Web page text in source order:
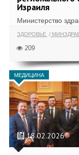
Израиля
Министерство
ЗДОРОВЬЕ
209
МЕДИЦИНА
18.02.2026